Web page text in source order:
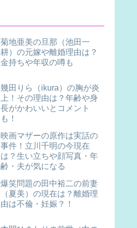
菊地亜美の旦那（池田一
耕）の元嫁や離婚理由は？
金持ちや年収の噂も
幾田りら（ikura）の胸が炎
上！その理由は？年齢や身
長がかわいいとコメント
も！
映画マザーの原作は実話の
事件！立川千明の今現在
は？生い立ちや顔写真・年
齢・夫が気になる
爆笑問題の田中裕二の前妻
（夏美）の現在は？離婚理
由は不倫・妊娠？！